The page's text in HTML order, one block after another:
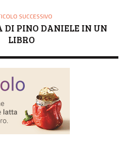
SUCCESSIVO
DI PINO DANIELE IN UN
LIBRO